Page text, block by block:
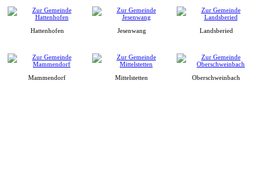
Hattenhofen Jesenwang Landsberied
Mammendorf Mittelstetten Oberschweinbach